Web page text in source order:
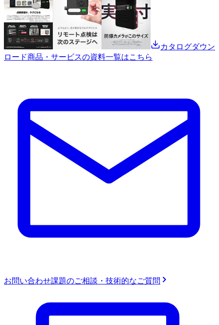
カタログダウン
ロード商品・サービスの資料一覧はこちら
お問い合わせ課題のご相談・技術的なご質問